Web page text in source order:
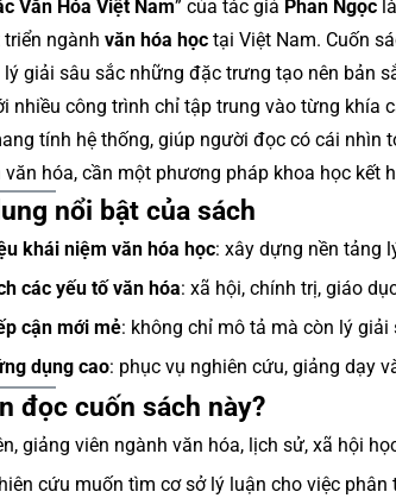
Văn Hóa Việt Nam” của tác giả Phan Ngọc
ngành văn hóa học tại Việt Nam. Cuốn
lý giải sâu sắc những đặc trưng tạo nên bản
nhiều công trình chỉ tập trung vào từng khía
tính hệ thống, giúp người đọc có cái nhìn
văn hóa, cần một phương pháp khoa học kết
nổi bật của sách
khái niệm văn hóa học: xây dựng nền tảng
các yếu tố văn hóa: xã hội, chính trị, giáo
cận mới mẻ: không chỉ mô tả mà còn lý
dụng cao: phục vụ nghiên cứu, giảng dạy
đọc cuốn sách này?
giảng viên ngành văn hóa, lịch sử, xã hội
cứu muốn tìm cơ sở lý luận cho việc phân